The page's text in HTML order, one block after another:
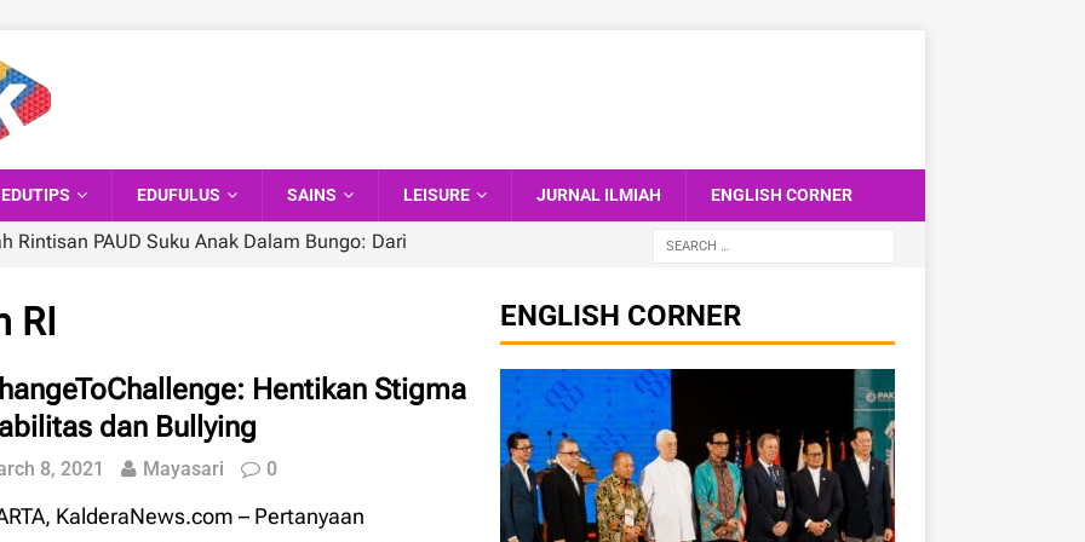
EDUTIPS EDUFULUS SAINS LEISURE JURNAL ILMIAH ENGLISH CORNER
Rintisan PAUD Suku Anak Dalam Bungo: Dari
Terbaik untuk Pekerja Digital Nomad 2026,
Pengumuman OSN-P SMA 2026, Begini Cara Cek
RI
Hentikan Stigma
dan Bullying
8, 2021 Mayasari 0
KalderaNews.com – Pertanyaan
ENGLISH CORNER